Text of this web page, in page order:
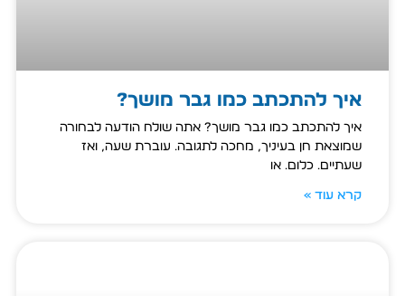
איך להתכתב כמו גבר מושך?
איך להתכתב כמו גבר מושך? אתה שולח הודעה לבחורה
שמוצאת חן בעיניך, מחכה לתגובה… עוברת שעה, ואז
שעתיים. כלום. או
קרא עוד »